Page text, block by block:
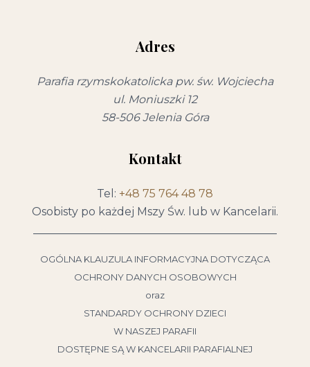
Adres
Parafia rzymskokatolicka pw. św. Wojciecha
ul. Moniuszki 12
58-506 Jelenia Góra
Kontakt
Tel: +48 75 764 48 78
Osobisty po każdej Mszy Św. lub w Kancelarii.
OGÓLNA KLAUZULA INFORMACYJNA DOTYCZĄCA
OCHRONY DANYCH OSOBOWYCH
oraz
STANDARDY OCHRONY DZIECI
W NASZEJ PARAFII
DOSTĘPNE SĄ W KANCELARII PARAFIALNEJ